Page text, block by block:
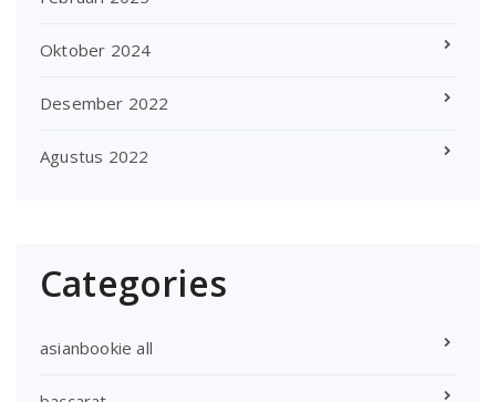
Oktober 2024
Desember 2022
Agustus 2022
Categories
asianbookie all